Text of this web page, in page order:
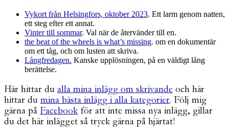
Vykort från Helsingfors, oktober 2023. Ett larm genom natten,
ett steg efter ett annat.
Vinter till sommar. Val när de återvänder till en.
the beat of the wheels is what’s missing. om en dokumentär
om ett tåg, och om lusten att skriva.
Långfredagen. Kanske upplösningen, på en väldigt lång
berättelse.
Här hittar du alla mina inlägg om skrivande och här
hittar du mina bästa inlägg i alla kategorier. Följ mig
gärna på Facebook för att inte missa nya inlägg, gillar
du det här inlägget så tryck gärna på hjärtat!